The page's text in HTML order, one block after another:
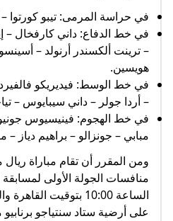
في حراسة المرمى: تيبو كورتوا
في خط الدفاع: داني كارفخال –
– ترينت ألكسندر أرنولد –
هويسين.
في خط الوسط: فيديريكو
– أردا جولر – داني سيبايوس –
في خط الهجوم: فينيسيوس
مبابي – جونزالو – براهيم دياز –
ومن المقرر أن تقام مباراة
منافسات الجولة الأولى
الساعة 10:00 بتوقيت
على أرضية ستاد سنتياجو